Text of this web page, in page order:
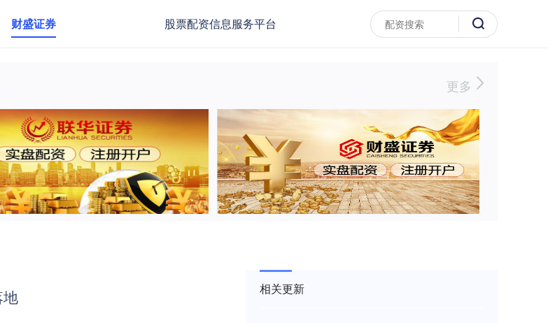
财盛证券 股票配资信息服务平台
更多
相关更新